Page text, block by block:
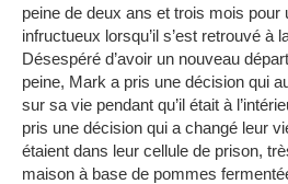
peine de deux ans et trois mois pour
infructueux lorsqu’il s’est retrouvé à
Désespéré d’avoir un nouveau
peine, Mark a pris une décision qui
sur sa vie pendant qu’il était à
pris une décision qui a changé leur
étaient dans leur cellule de prison,
maison à base de pommes